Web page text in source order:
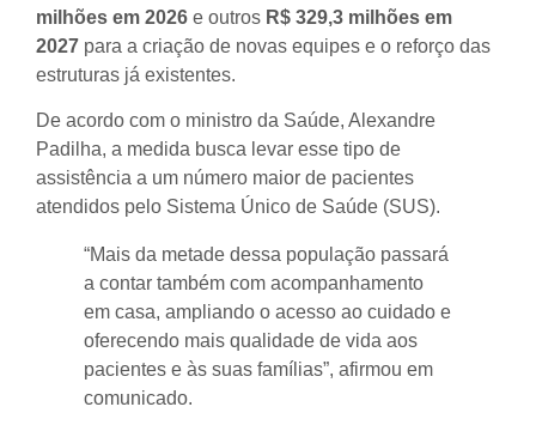
milhões em 2026 e outros R$ 329,3 milhões em
2027 para a criação de novas equipes e o reforço das
estruturas já existentes.
De acordo com o ministro da Saúde, Alexandre
Padilha, a medida busca levar esse tipo de
assistência a um número maior de pacientes
atendidos pelo Sistema Único de Saúde (SUS).
“Mais da metade dessa população passará
a contar também com acompanhamento
em casa, ampliando o acesso ao cuidado e
oferecendo mais qualidade de vida aos
pacientes e às suas famílias”, afirmou em
comunicado.